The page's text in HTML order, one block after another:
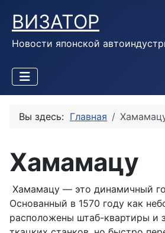
ВИЗАТОР
Новости японской
Вы здесь: Главная
Хамамацу
Хамамацу — это динамичный
Основанный в 1570 году как
расположены штаб-квартиры и